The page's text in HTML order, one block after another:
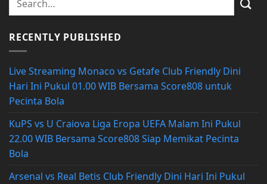
RECENTLY PUBLISHED
Live Streaming Monaco vs Getafe Club Friendly Dini
Hari Ini Pukul 01.00 WIB Bersama Score808 untuk
Pecinta Bola
KuPS vs U Craiova Liga Eropa UEFA Malam Ini Pukul
22.00 WIB Bersama Score808 Siap Memikat Pecinta
Bola
Arsenal vs Real Betis Club Friendly Dini Hari Ini Pukul